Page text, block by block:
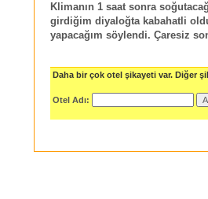
Klimanın 1 saat sonra
girdiğim diyaloğta kabahatli
yapacağım söylendi. Çaresiz
Daha bir çok otel şikayeti var. Diğer
Otel Adı: